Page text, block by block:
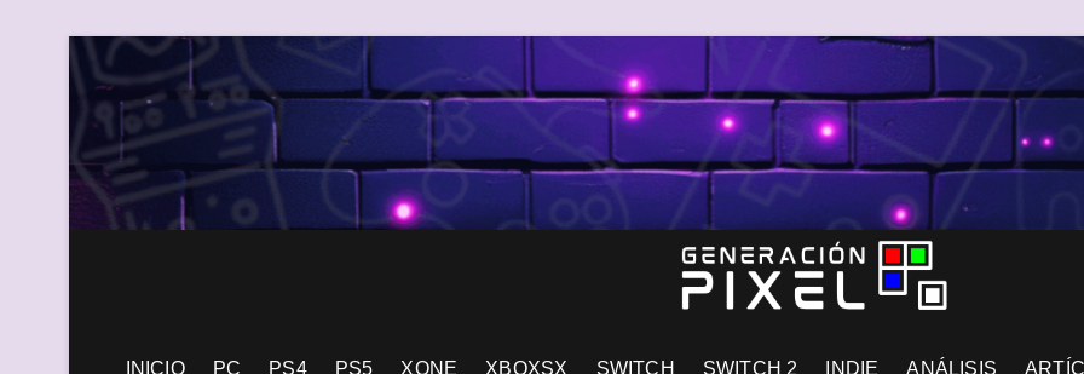
Saltar
contenido
INICIO PC PS4 PS5 XONE XBOXSX SWITCH SWITCH 2 INDIE ANÁLISIS